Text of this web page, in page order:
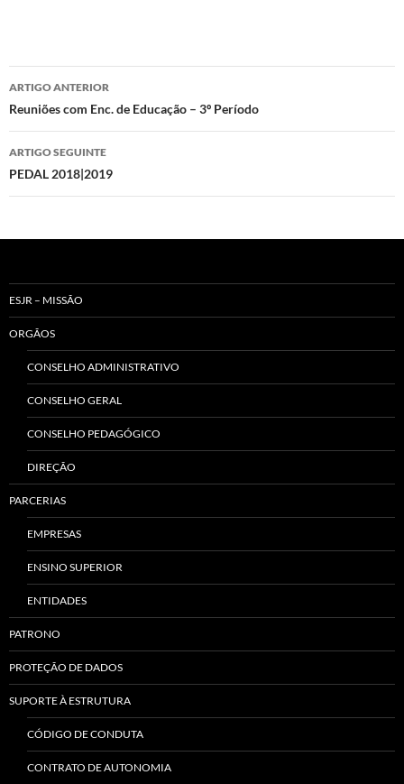
Navegação
de
artigos
ARTIGO ANTERIOR
Reuniões com Enc. de Educação – 3º Período
ARTIGO SEGUINTE
PEDAL 2018|2019
ESJR – MISSÃO
ORGÃOS
CONSELHO ADMINISTRATIVO
CONSELHO GERAL
CONSELHO PEDAGÓGICO
DIREÇÃO
PARCERIAS
EMPRESAS
ENSINO SUPERIOR
ENTIDADES
PATRONO
PROTEÇÃO DE DADOS
SUPORTE À ESTRUTURA
CÓDIGO DE CONDUTA
CONTRATO DE AUTONOMIA